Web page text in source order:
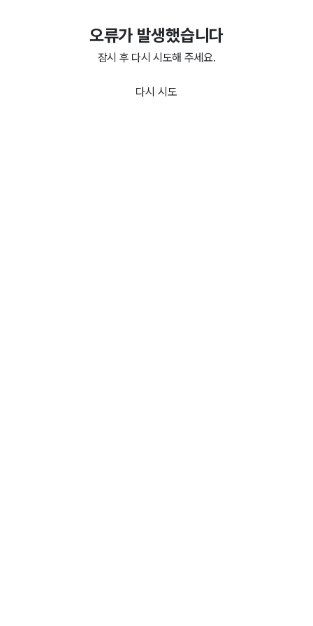
오류가 발생했습니다
잠시 후 다시 시도해 주세요.
다시 시도